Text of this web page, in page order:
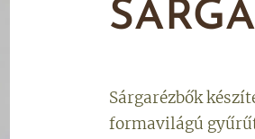
Sárgarézbők
formavilágú